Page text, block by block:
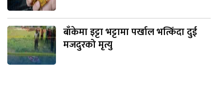
बाँकेमा इट्टा भट्टामा पर्खाल भत्किँदा दुई
मजदुरको मृत्यु